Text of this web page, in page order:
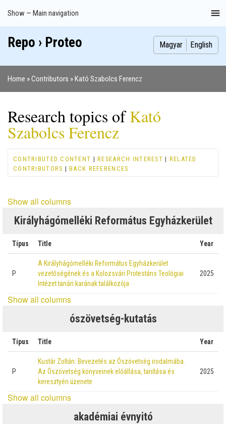
Main
navigation
Show — Main navigation
Index
Publications
Theses
Images
Contributors
Repo › Proteo Magyar English
Home Contributors Kató Szabolcs Ferencz
Research topics ofKató
Szabolcs Ferencz
CONTRIBUTED CONTENT |RESEARCH INTEREST | RELATED
CONTRIBUTORS |BACK REFERENCES
Show all columns
Királyhágómelléki Református Egyházkerület
Típus Title Year
P
A Királyhágómelléki Református Egyházkerület
vezetőségének és a Kolozsvári Protestáns Teológiai
Intézet tanári karának találkozója
2025
Show all columns
ószövetség-kutatás
Típus Title Year
P
Kustár Zoltán: Bevezetés az Ószövetség irodalmába.
Az Ószövetség könyveinek előállása, tanítása és
keresztyén üzenete
2025
Show all columns
akadémiai évnyitó